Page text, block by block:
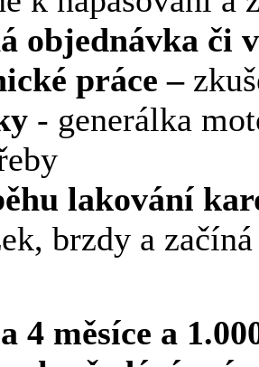
objednávka či
práce –
- generálka
lakování
brzdy a
4 měsíce a